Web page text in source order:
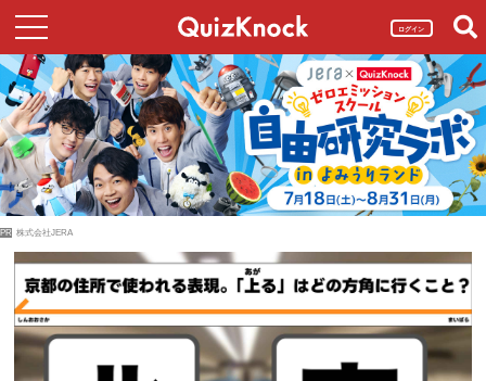
ログイン
PR 株式会社JERA